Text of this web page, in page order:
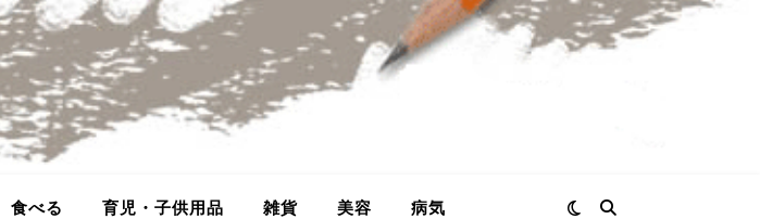
食べる 育児・子供用品 雑貨 美容 病気